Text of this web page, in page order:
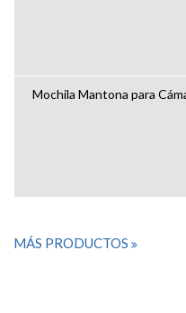
Mochila Mantona para
MÁS PRODUCTOS